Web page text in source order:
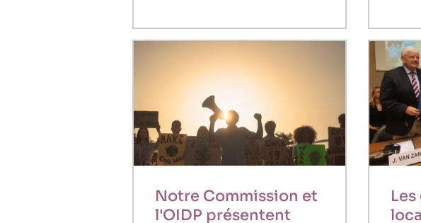
Notre Commission et
l'OIDP présentent